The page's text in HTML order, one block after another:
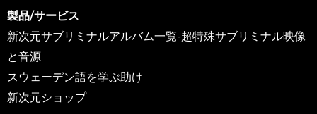
製品/サービス
新次元サブリミナルアルバム一覧-超特殊サブリミナル映像
と音源
スウェーデン語を学ぶ助け
新次元ショップ
リ
ー